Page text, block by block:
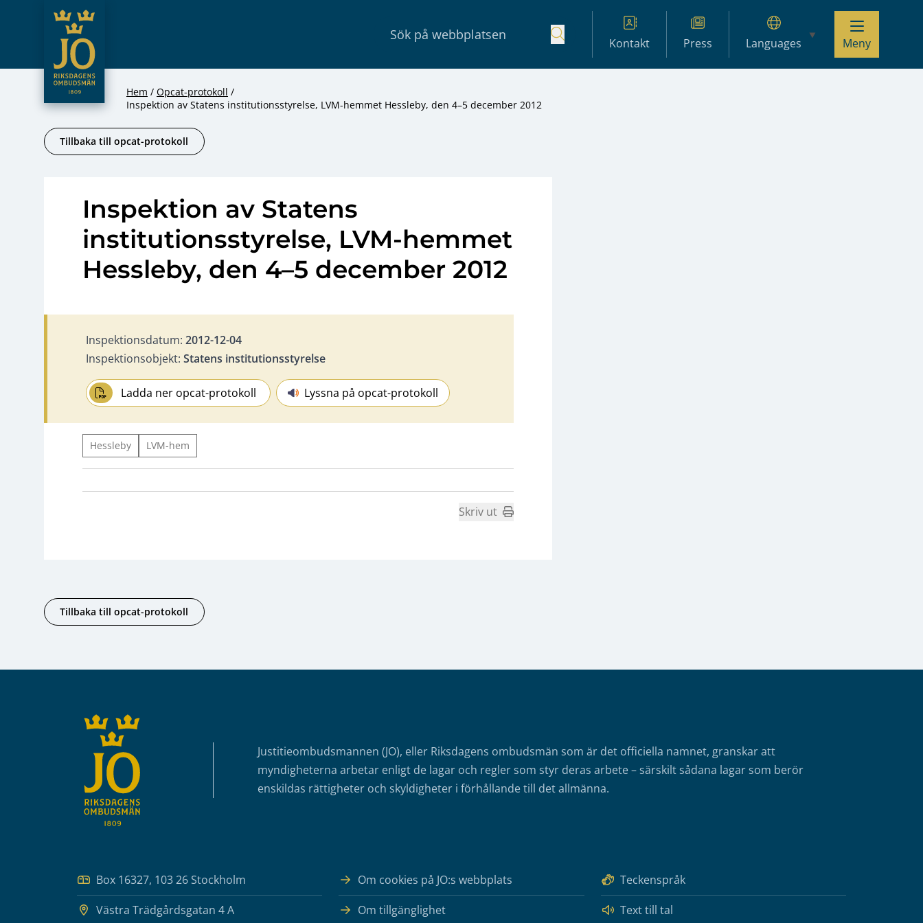
Hoppa till innehåll
JO – Riksdagens Ombudsmän
Kontakt Press Languages Meny
Hem
Opcat-protokoll
Inspektion av Statens institutionsstyrelse, LVM-hemmet Hessleby, den 4–5 december 2012
Tillbaka till opcat-protokoll
Inspektion av Statens
institutionsstyrelse, LVM-hemmet
Hessleby, den 4–5 december 2012
Inspektionsdatum: 2012-12-04
Inspektionsobjekt: Statens institutionsstyrelse
Ladda ner opcat-protokoll Lyssna på opcat-protokoll
Hessleby LVM-hem
Skriv ut
Tillbaka till opcat-protokoll
Justitieombudsmannen (JO), eller Riksdagens ombudsmän som är det officiella namnet, granskar att
myndigheterna arbetar enligt de lagar och regler som styr deras arbete – särskilt sådana lagar som berör
enskildas rättigheter och skyldigheter i förhållande till det allmänna.
Box 16327, 103 26 Stockholm
Västra Trädgårdsgatan 4 A
Om cookies på JO:s webbplats
Teckenspråk
Om tillgänglighet
Text till tal